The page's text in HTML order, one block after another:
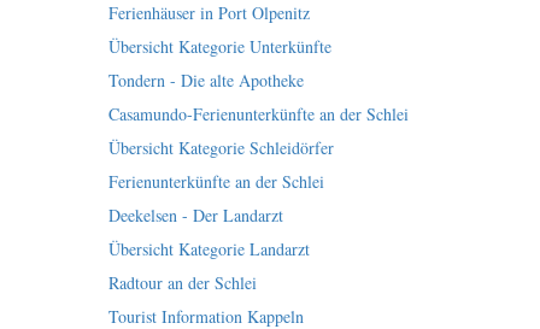
Ferienhäuser in Port Olpenitz
Übersicht Kategorie Unterkünfte
Tondern - Die alte Apotheke
Casamundo-Ferienunterkünfte an der Schlei
Übersicht Kategorie Schleidörfer
Ferienunterkünfte an der Schlei
Deekelsen - Der Landarzt
Übersicht Kategorie Landarzt
Radtour an der Schlei
Tourist Information Kappeln